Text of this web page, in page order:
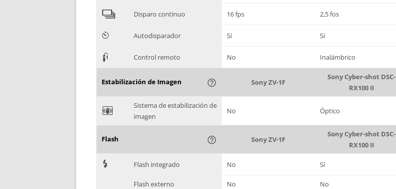
4 Disparo continuo 16 fps 2,5 fos
6 Autodisparador Sí Sí
3 Control remoto No Inalámbrico
Estabilización de Imagen help_outline Sony ZV-1F
Sony Cyber-shot DSC-
RX100 II
F
Sistema de estabilización de
imagen
No Óptico
Flash help_outline Sony ZV-1F
Sony Cyber-shot DSC-
RX100 II
7 Flash integrado No Sí
Flash externo No No